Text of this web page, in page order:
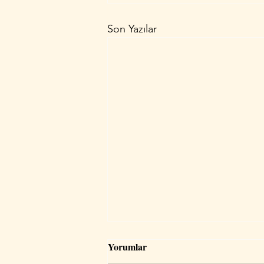
Son Yazılar
Astrolojide 7. Ev: İlişkiler,
Yorumlar